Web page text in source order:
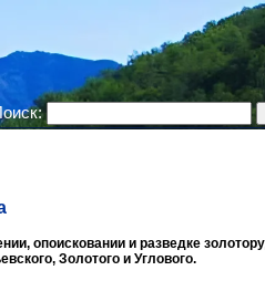
опоисковании и разведке
Золотого и Углового.